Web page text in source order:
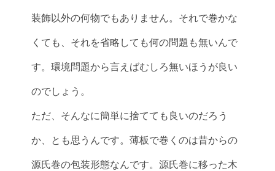
装飾以外の何物でもありません。それで巻かな
くても、それを省略しても何の問題も無いんで
す。環境問題から言えばむしろ無いほうが良い
のでしょう。
ただ、そんなに簡単に捨てても良いのだろう
か、とも思うんです。薄板で巻くのは昔からの
源氏巻の包装形態なんです。源氏巻に移った木